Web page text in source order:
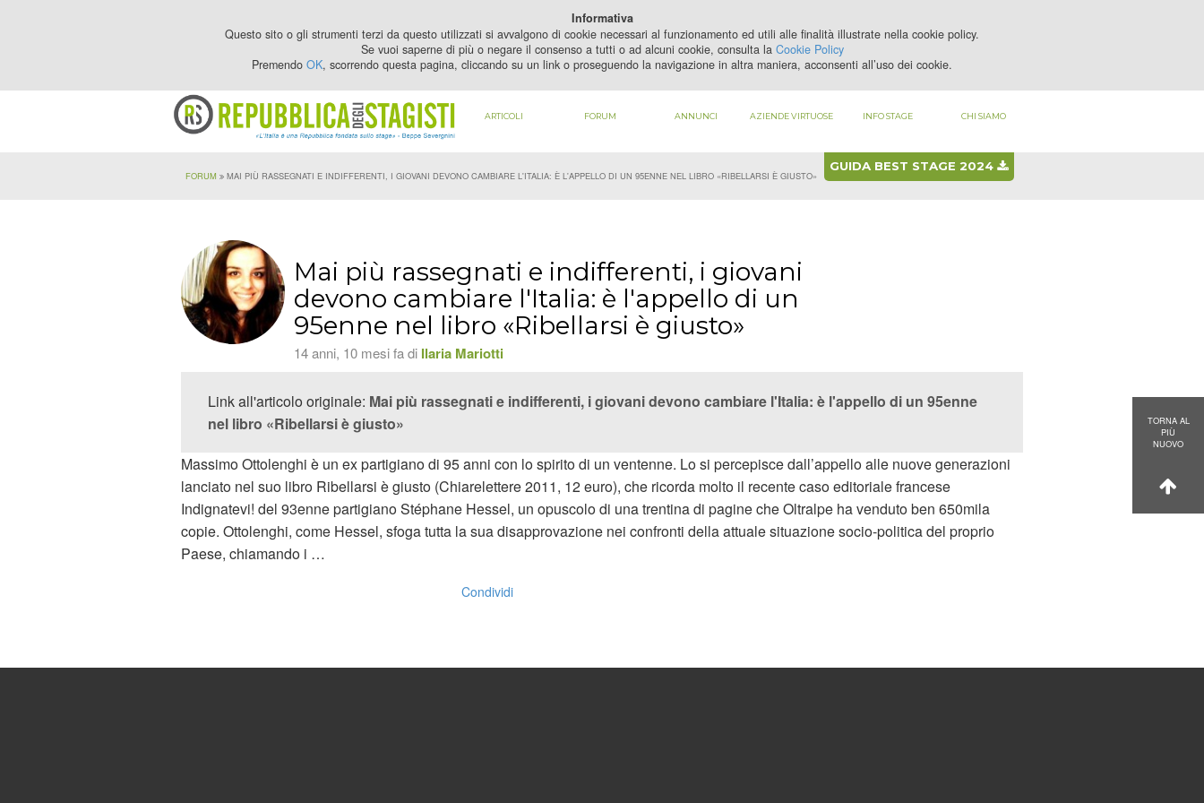
REGISTRATI
LOGIN
PER VEDERE QUESTO CONTENUTO DEVI
GUIDA BEST STAGE 2024
ARTICOLI FORUM ANNUNCI AZIENDE VIRTUOSE INFO STAGE CHI SIAMO
FORUM MAI PIÙ RASSEGNATI E INDIFFERENTI, I GIOVANI DEVONO CAMBIARE L'ITALIA: È L'APPELLO DI UN 95ENNE NEL LIBRO «RIBELLARSI È GIUSTO»
Mai più rassegnati e indifferenti, i giovani
devono cambiare l'Italia: è l'appello di un
95enne nel libro «Ribellarsi è giusto»
14 anni, 10 mesi fa di Ilaria Mariotti
Link all'articolo originale: Mai più rassegnati e indifferenti, i giovani devono cambiare l'Italia: è l'appello di un 95enne
nel libro «Ribellarsi è giusto»
Massimo Ottolenghi è un ex partigiano di 95 anni con lo spirito di un ventenne. Lo si percepisce dall’appello alle nuove generazioni
lanciato nel suo libro Ribellarsi è giusto (Chiarelettere 2011, 12 euro), che ricorda molto il recente caso editoriale francese
Indignatevi! del 93enne partigiano Stéphane Hessel, un opuscolo di una trentina di pagine che Oltralpe ha venduto ben 650mila
copie. Ottolenghi, come Hessel, sfoga tutta la sua disapprovazione nei confronti della attuale situazione socio-politica del proprio
Paese, chiamando i …
Condividi
TORNA AL
PIÙ
NUOVO
Informativa
Questo sito o gli strumenti terzi da questo utilizzati si avvalgono di cookie necessari al funzionamento ed utili alle finalità illustrate nella cookie policy.
Se vuoi saperne di più o negare il consenso a tutti o ad alcuni cookie, consulta la Cookie Policy
Premendo OK, scorrendo questa pagina, cliccando su un link o proseguendo la navigazione in altra maniera, acconsenti all’uso dei cookie.